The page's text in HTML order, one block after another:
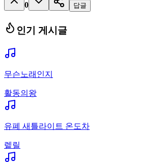
0 답글
인기 게시글
무슨노래인지
활동의왕
유폐 새틀라이트 온도차
렡릴